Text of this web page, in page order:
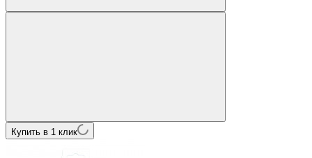
Купить в 1 клик